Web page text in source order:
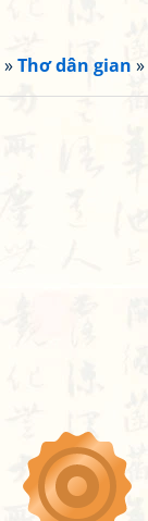
»Thơ dân gian »